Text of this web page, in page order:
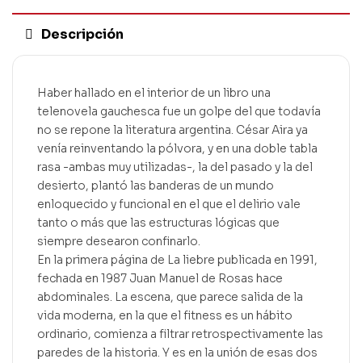
Descripción
Haber hallado en el interior de un libro una
telenovela gauchesca fue un golpe del que todavía
no se repone la literatura argentina. César Aira ya
venía reinventando la pólvora, y en una doble tabla
rasa -ambas muy utilizadas-, la del pasado y la del
desierto, plantó las banderas de un mundo
enloquecido y funcional en el que el delirio vale
tanto o más que las estructuras lógicas que
siempre desearon confinarlo.
En la primera página de La liebre publicada en 1991,
fechada en 1987 Juan Manuel de Rosas hace
abdominales. La escena, que parece salida de la
vida moderna, en la que el fitness es un hábito
ordinario, comienza a filtrar retrospectivamente las
paredes de la historia. Y es en la unión de esas dos